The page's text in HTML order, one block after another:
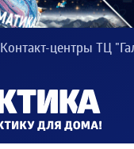
Контакт-центры ТЦ